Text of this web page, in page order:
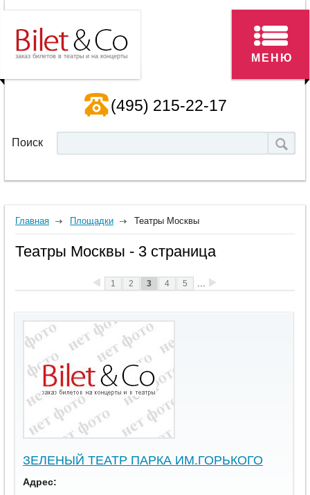
заказ билетов в театры и на концерты
(495) 215-22-17
Поиск
МЕНЮ
Главная Площадки Театры Москвы
Театры Москвы - 3 страница
1 2 3 4 5 ...
ЗЕЛЕНЫЙ ТЕАТР ПАРКА ИМ.ГОРЬКОГО
Адрес: